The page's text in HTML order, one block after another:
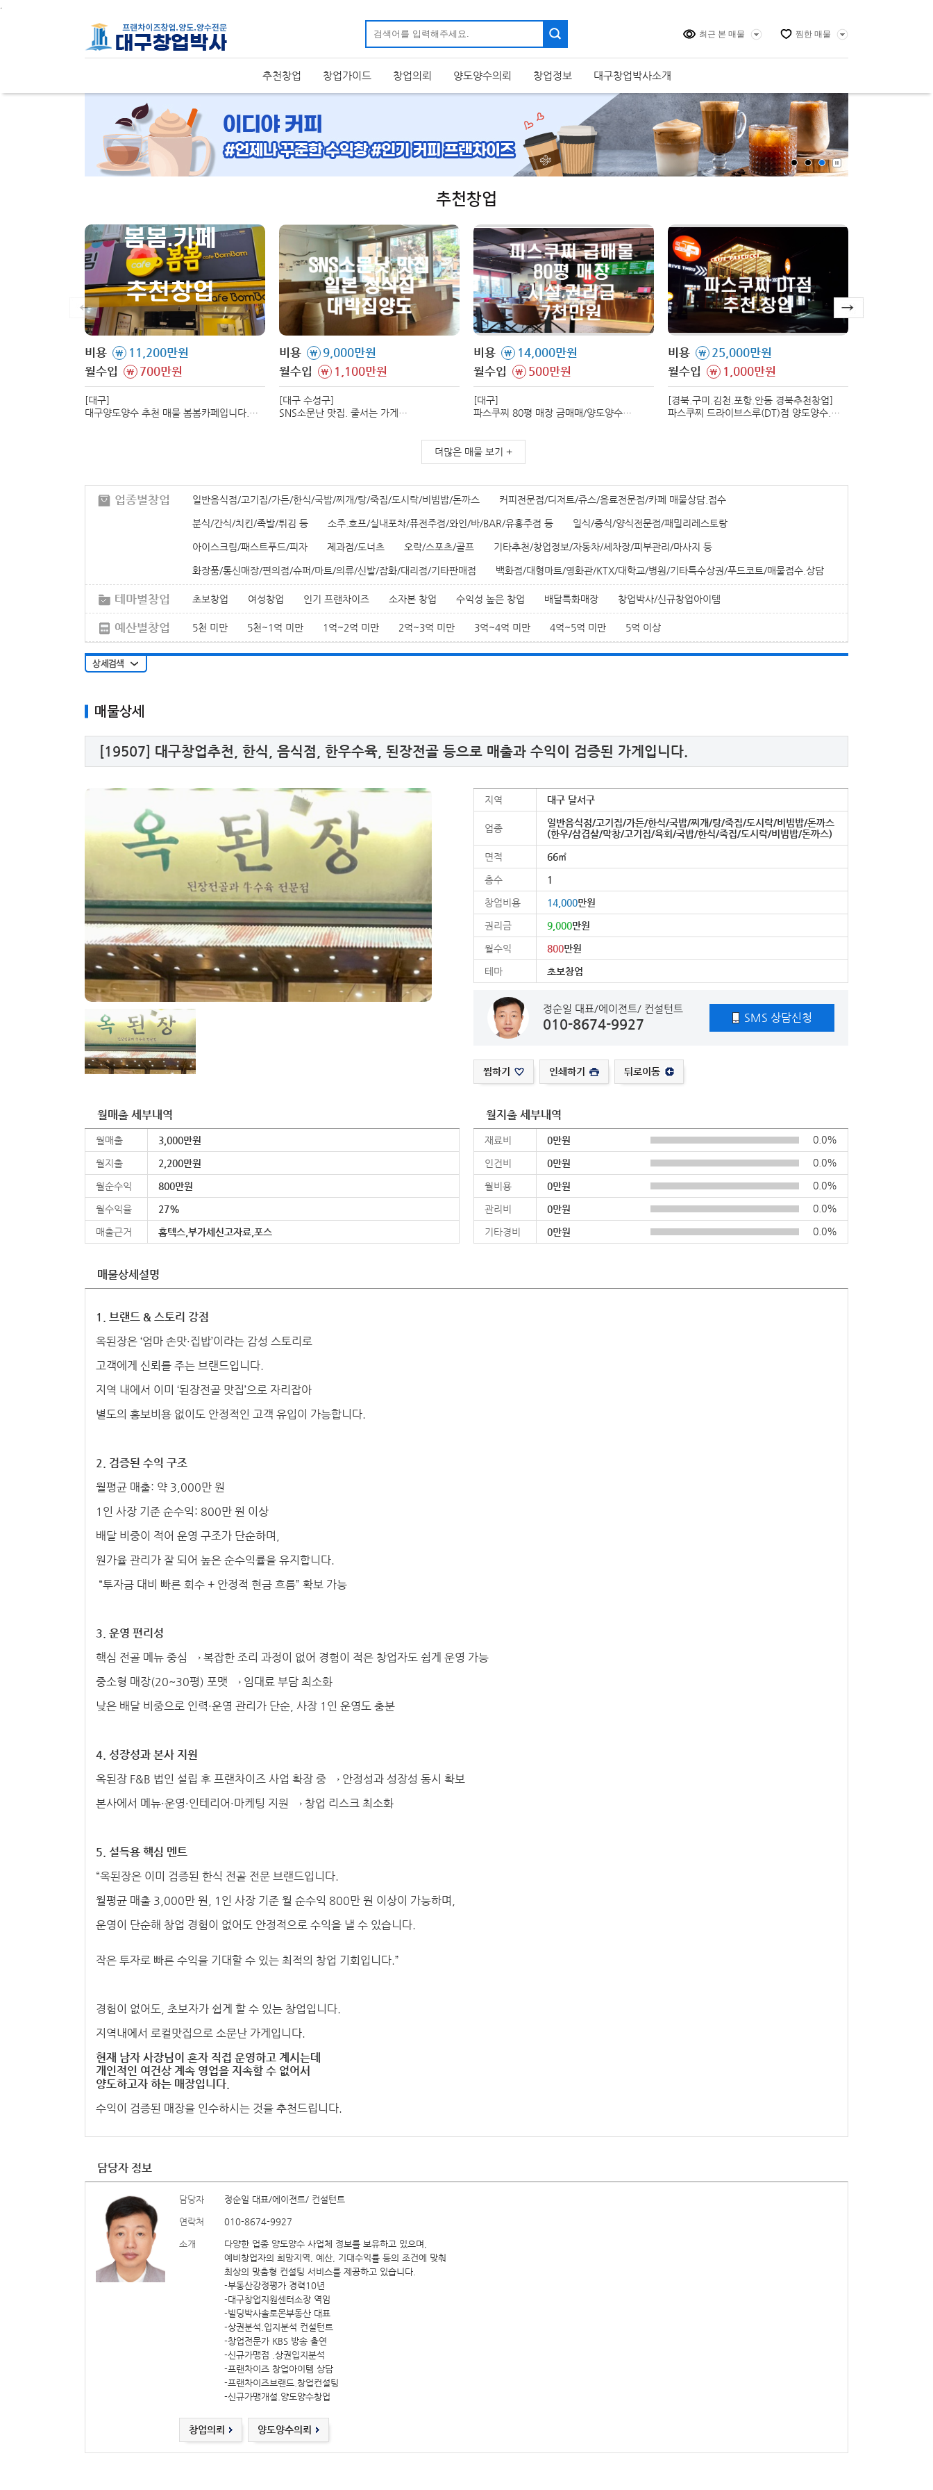
최근 본 매물 찜한 매물
추천창업 창업가이드 창업의뢰 양도양수의뢰 창업정보 대구창업박사소개
추천창업
비용 \
11,200만원
월수입
\ 700만원
[대구]
대구양도양수 추천 매물 봄봄카페입니다.
비용 \
9,000만원
월수입
\ 1,100만원
[대구 수성구]
SNS소문난 맛집. 줄서는 가게
비용 \
14,000만원
월수입
\ 500만원
[대구]
파스쿠찌 80평 매장 금매매/양도양수
매장입니다.
비용 \
25,000만원
월수입
\ 1,000만원
[경북.구미.김천.포항.안동 경북추천창업]
파스쿠찌 드라이브스루(DT)점 양도양수.
더많은 매물 보기 +
업종별창업 일반음식점/고기집/가든/한식/국밥/찌개/탕/죽집/도시락/비빔밥/돈까스 커피전문점/디저트/쥬스/음료전문점/카페 매물상담.접수
분식/간식/치킨/족발/튀김 등 소주.호프/실내포차/퓨전주점/와인/바/BAR/유흥주점 등 일식/중식/양식전문점/패밀리레스토랑
아이스크림/패스트푸드/피자 제과점/도너츠 오락/스포츠/골프 기타추천/창업정보/자동차/세차장/피부관리/마사지 등
화장품/통신매장/편의점/슈퍼/마트/의류/신발/잡화/대리점/기타판매점 백화점/대형마트/영화관/KTX/대학교/병원/기타특수상권/푸드코트/매물접수.상담
테마별창업 초보창업 여성창업 인기 프랜차이즈 소자본 창업 수익성 높은 창업 배달특화매장 창업박사/신규창업아이템
예산별창업 5천 미만 5천~1억 미만 1억~2억 미만 2억~3억 미만 3억~4억 미만 4억~5억 미만 5억 이상
매물상세
[19507] 대구창업추천, 한식, 음식점, 한우수육, 된장전골 등으로 매출과 수익이 검증된 가게입니다.
지역 대구 달서구
업종
일반음식점/고기집/가든/한식/국밥/찌개/탕/죽집/도시락/비빔밥/돈까스
(한우/삼겹살/막창/고기집/육회/국밥/한식/죽집/도시락/비빔밥/돈까스)
면적 66㎡
층수 1
창업비용 14,000만원
권리금 9,000만원
월수익 800만원
테마 초보창업
정순일 대표/에이젼트/ 컨설턴트
010-8674-9927 SMS 상담신청
찜하기 인쇄하기 뒤로이동
월매출 세부내역
월매출 3,000만원
월지출 2,200만원
월순수익 800만원
월수익율 27%
매출근거 홈텍스,부가세신고자료,포스
월지출 세부내역
재료비 0만원 0.0%
인건비 0만원 0.0%
월비용 0만원 0.0%
관리비 0만원 0.0%
기타경비 0만원 0.0%
매물상세설명
1. 브랜드 & 스토리 강점
옥된장은 ‘엄마 손맛·집밥’이라는 감성 스토리로
고객에게 신뢰를 주는 브랜드입니다.
지역 내에서 이미 ‘된장전골 맛집’으로 자리잡아
별도의 홍보비용 없이도 안정적인 고객 유입이 가능합니다.
2. 검증된 수익 구조
월평균 매출: 약 3,000만 원
1인 사장 기준 순수익: 800만 원 이상
배달 비중이 적어 운영 구조가 단순하며,
원가율 관리가 잘 되어 높은 순수익률을 유지합니다.
“투자금 대비 빠른 회수 + 안정적 현금 흐름” 확보 가능
3. 운영 편리성
핵심 전골 메뉴 중심 → 복잡한 조리 과정이 없어 경험이 적은 창업자도 쉽게 운영 가능
중소형 매장(20~30평) 포맷 → 임대료 부담 최소화
낮은 배달 비중으로 인력·운영 관리가 단순, 사장 1인 운영도 충분
4. 성장성과 본사 지원
옥된장 F&B 법인 설립 후 프랜차이즈 사업 확장 중 → 안정성과 성장성 동시 확보
본사에서 메뉴·운영·인테리어·마케팅 지원 → 창업 리스크 최소화
5. 설득용 핵심 멘트
“옥된장은 이미 검증된 한식 전골 전문 브랜드입니다.
월평균 매출 3,000만 원, 1인 사장 기준 월 순수익 800만 원 이상이 가능하며,
운영이 단순해 창업 경험이 없어도 안정적으로 수익을 낼 수 있습니다.
작은 투자로 빠른 수익을 기대할 수 있는 최적의 창업 기회입니다.”
경험이 없어도, 초보자가 쉽게 할 수 있는 창업입니다.
지역내에서 로컬맛집으로 소문난 가게입니다.
현재 남자 사장님이 혼자 직접 운영하고 계시는데
개인적인 여건상 계속 영업을 지속할 수 없어서
양도하고자 하는 매장입니다.
수익이 검증된 매장을 인수하시는 것을 추천드립니다.
담당자 정보
담당자 정순일 대표/에이젼트/ 컨설턴트
연락처 010-8674-9927
소개
다양한 업종 양도양수 사업체 정보를 보유하고 있으며,
예비창업자의 희망지역, 예산, 기대수익률 등의 조건에 맞춰
최상의 맞춤형 컨설팅 서비스를 제공하고 있습니다.
-부동산강정평가 경력10년
-대구창업지원센터소장 역임
-빌딩박사솔로몬부동산 대표
-상권분석.입지분석 컨설턴트
-창업전문가 KBS 방송 출연
-신규가맹점 .상권입지분석
-프랜차이즈 창업아이템 상담
-프랜차이즈브랜드.창업컨설팅
-신규가맹개설.양도양수창업
창업의뢰 양도양수의뢰